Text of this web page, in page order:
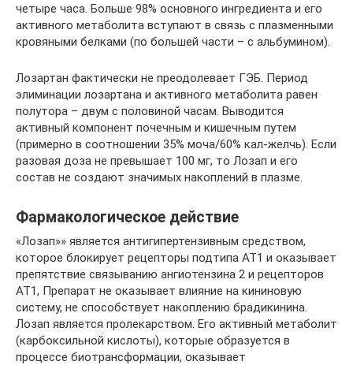
четыре часа. Больше 98% основного ингредиента и его
активного метаболита вступают в связь с плазменными
кровяными белками (по большей части – с альбумином).
Лозартан фактически не преодолевает ГЭБ. Период
элиминации лозартана и активного метаболита равен
полутора – двум с половиной часам. Выводится
активный компонент почечным и кишечным путем
(примерно в соотношении 35% моча/60% кал-желчь). Если
разовая доза не превышает 100 мг, то Лозап и его
состав не создают значимых накоплений в плазме.
Фармакологическое действие
«Лозап»» является антигипертензивным средством,
которое блокирует рецепторы подтипа АТ1 и оказывает
препятствие связыванию ангиотензина 2 и рецепторов
АТ1, Препарат не оказывает влияние на кининовую
систему, не способствует накоплению брадикинина.
Лозап является пролекарством. Его активный метаболит
(карбоксильной кислоты), которые образуется в
процессе биотрансформации, оказывает